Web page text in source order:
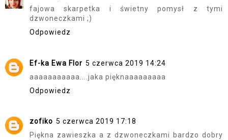
fajowa skarpetka i świetny pomysł z tymi
dzwoneczkami ;)
Odpowiedz
Ef-ka Ewa Flor 5 czerwca 2019 14:24
aaaaaaaaaaa....jaka pięknaaaaaaaaa
Odpowiedz
zofiko 5 czerwca 2019 17:18
Piękna zawieszka a z dzwoneczkami bardzo dobry